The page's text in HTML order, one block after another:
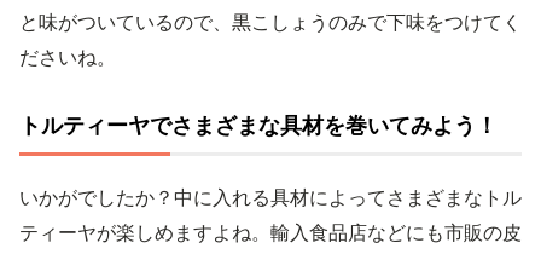
と味がついているので、黒こしょうのみで下味をつけてく
ださいね。
トルティーヤでさまざまな具材を巻いてみよう！
いかがでしたか？中に入れる具材によってさまざまなトル
ティーヤが楽しめますよね。輸入食品店などにも市販の皮